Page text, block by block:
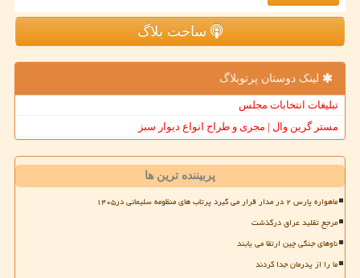
ساخت بلاگ
لینک دوستان پرتوبلاگ
تبلیغات انتخابات مجلس
مستر گرین وال | مجری و طراح انواع دیوار سبز
پربیننده ترین ها
ماهواره پارس ۲ در مدار قرار می گیرد پرتاب های منظومه سلیمانی در۱۴۰۵
مرجع تقلید عراق درگذشت
ناوهای جنگی چین ارتقا می یابند
ما را از پدرمان جدا کردند